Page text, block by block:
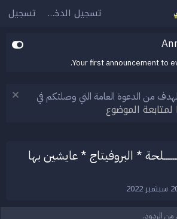
تسجيل الدخول تسجيل
Your first announcement to
من الدعوة العامة التي وصلتكم في
الموضوع
* البروفيتاج * عايشين بها
2022
الردود.